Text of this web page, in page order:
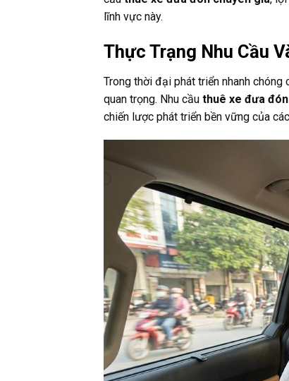
lĩnh vực này.
Thực Trạng Nhu Cầu
Trong thời đại phát triển nhanh
quan trọng. Nhu cầu thuê xe đưa
chiến lược phát triển bền vững của